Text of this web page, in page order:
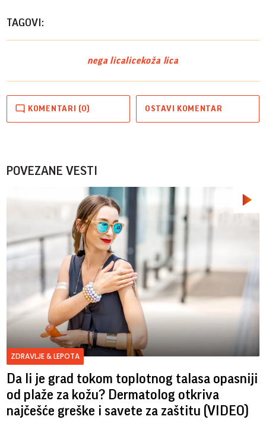
TAGOVI:
nega licalicekoža lica
KOMENTARI (0) OSTAVI KOMENTAR
POVEZANE VESTI
ZDRAVLJE & LEPOTA
Da li je grad tokom toplotnog talasa opasniji
od plaže za kožu? Dermatolog otkriva
najčešće greške i savete za zaštitu (VIDEO)